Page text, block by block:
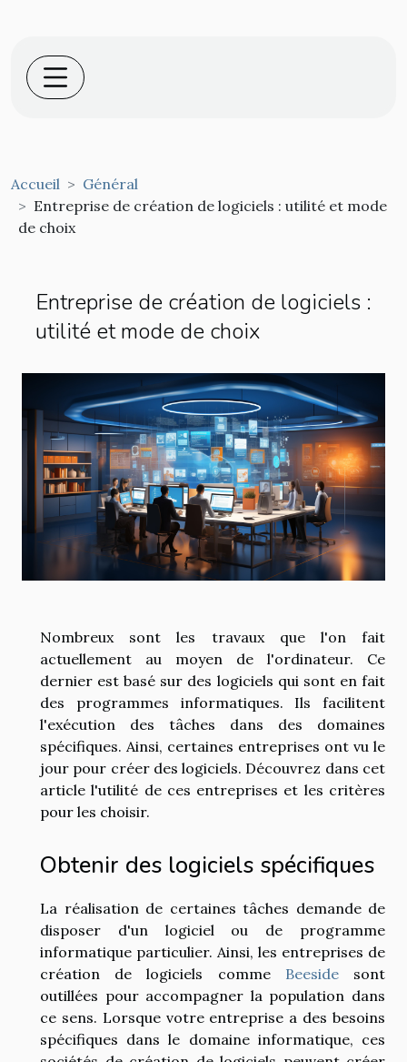
Accueil
Général
Entreprise de création de logiciels : utilité et mode
de choix
Entreprise de création de logiciels :
utilité et mode de choix
Nombreux sont les travaux que l'on fait
actuellement au moyen de l'ordinateur. Ce
dernier est basé sur des logiciels qui sont en fait
des programmes informatiques. Ils facilitent
l'exécution des tâches dans des domaines
spécifiques. Ainsi, certaines entreprises ont vu le
jour pour créer des logiciels. Découvrez dans cet
article l'utilité de ces entreprises et les critères
pour les choisir.
Obtenir des logiciels spécifiques
La réalisation de certaines tâches demande de
disposer d'un logiciel ou de programme
informatique particulier. Ainsi, les entreprises de
création de logiciels comme Beeside
sont
outillées pour accompagner la population dans
ce sens. Lorsque votre entreprise a des besoins
spécifiques dans le domaine informatique, ces